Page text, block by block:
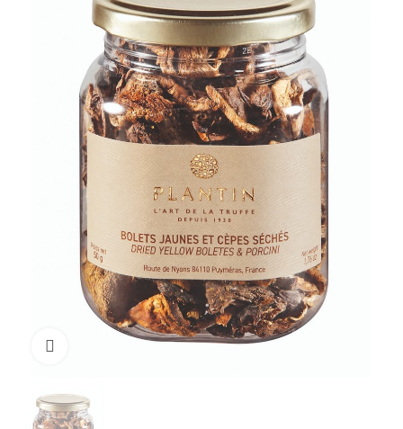
Cliquez pour agrandir